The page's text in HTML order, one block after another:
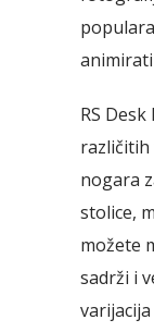
RS
nogara
stolice,
možete
sadrži i